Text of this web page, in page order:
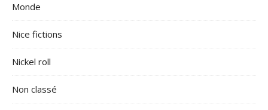
Monde
Nice fictions
Nickel roll
Non classé